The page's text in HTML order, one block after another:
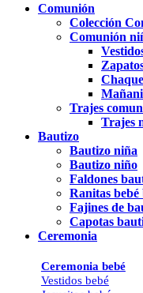
Comunión
Colección
Comunión
Trajes
Trajes
Bautizo
Bautizo niña
Bautizo niño
Faldones
Ranitas bebé
Fajines de
Capotas
Ceremonia
Ceremonia bebé
Vestidos bebé